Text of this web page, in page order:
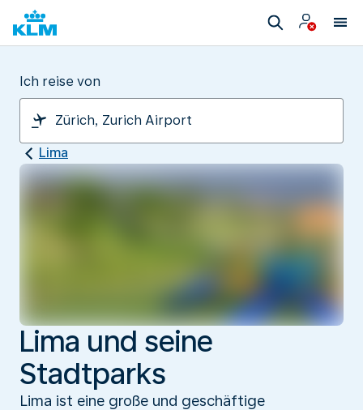
Ich reise von
Lima
Lima und seine
Stadtparks
Lima ist eine große und geschäftige